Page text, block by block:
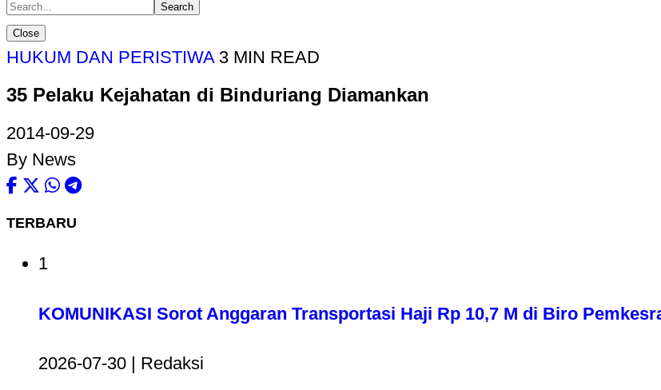
Search
Close
HUKUM DAN PERISTIWA 3 MIN READ
35 Pelaku Kejahatan di Binduriang Diamankan
2014-09-29
By News
TERBARU
1
KOMUNIKASI Sorot Anggaran Transportasi Haji Rp 10,7 M di Biro
2026-07-30 | Redaksi